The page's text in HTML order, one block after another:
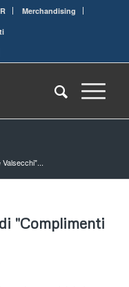
Merchandising
"Complimenti